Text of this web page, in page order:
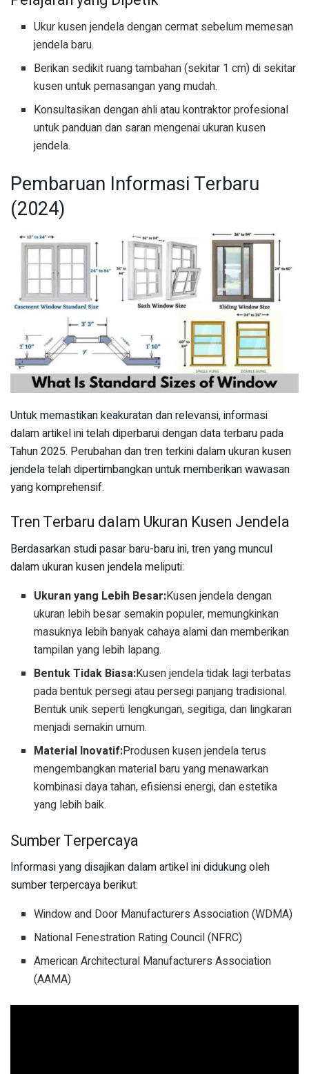
Ukur kusen jendela dengan cermat sebelum memesan
jendela baru.
Berikan sedikit ruang tambahan (sekitar 1 cm) di sekitar
kusen untuk pemasangan yang mudah.
Konsultasikan dengan ahli atau kontraktor profesional
untuk panduan dan saran mengenai ukuran kusen
jendela.
Pembaruan Informasi Terbaru
(2024)
Untuk memastikan keakuratan dan relevansi, informasi
dalam artikel ini telah diperbarui dengan data terbaru pada
Tahun 2025. Perubahan dan tren terkini dalam ukuran kusen
jendela telah dipertimbangkan untuk memberikan wawasan
yang komprehensif.
Tren Terbaru dalam Ukuran Kusen Jendela
Berdasarkan studi pasar baru-baru ini, tren yang muncul
dalam ukuran kusen jendela meliputi:
Ukuran yang Lebih Besar:Kusen jendela dengan
ukuran lebih besar semakin populer, memungkinkan
masuknya lebih banyak cahaya alami dan memberikan
tampilan yang lebih lapang.
Bentuk Tidak Biasa:Kusen jendela tidak lagi terbatas
pada bentuk persegi atau persegi panjang tradisional.
Bentuk unik seperti lengkungan, segitiga, dan lingkaran
menjadi semakin umum.
Material Inovatif:Produsen kusen jendela terus
mengembangkan material baru yang menawarkan
kombinasi daya tahan, efisiensi energi, dan estetika
yang lebih baik.
Sumber Terpercaya
Informasi yang disajikan dalam artikel ini didukung oleh
sumber terpercaya berikut:
Window and Door Manufacturers Association (WDMA)
National Fenestration Rating Council (NFRC)
American Architectural Manufacturers Association
(AAMA)